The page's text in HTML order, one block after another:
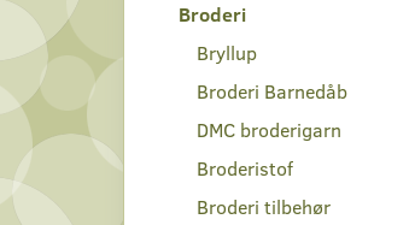
Broderi
Bryllup
Broderi Barnedåb
DMC broderigarn
Broderistof
Broderi tilbehør